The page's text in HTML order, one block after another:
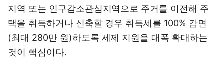
지역 또는 인구감소관심지역으로 주거를 이전해 주
택을 취득하거나 신축할 경우 취득세를 100% 감면
(최대 280만 원)하도록 세제 지원을 대폭 확대하는
것이 핵심이다.